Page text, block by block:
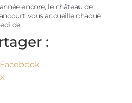
encore, le château de
vous accueille chaque
de
:
Facebook
X